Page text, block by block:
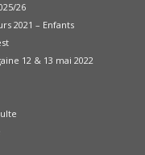
26
2021 – Enfants
12 & 13 mai 2022